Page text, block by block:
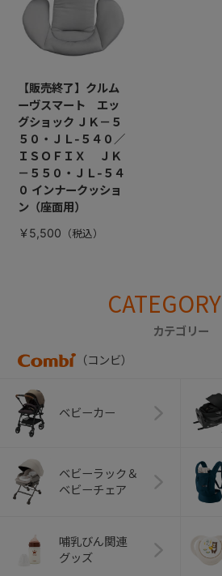
【販売終了】クルム
ーヴスマート エッ
グショック ＪＫ－５
５０・ＪＬ-５４０／
ＩＳＯＦＩＸ ＪＫ
－５５０・ＪＬ-５４
０ インナークッショ
ン（座面用）
￥5,500
CATEGORY
カテゴリー
（コンビ）
ベビーカー
ベビーラック＆
ベビーチェア
哺乳びん関連
グッズ